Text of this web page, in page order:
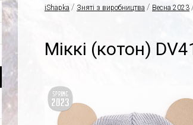
iShapka / Зняті з виробництва / Весна 2023
Міккі (котон)